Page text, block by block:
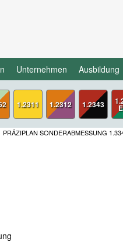
Unternehmen Ausbildung
1.2311 1.2312 1.2343
PRÄZIPLAN SONDERABMESSUNG